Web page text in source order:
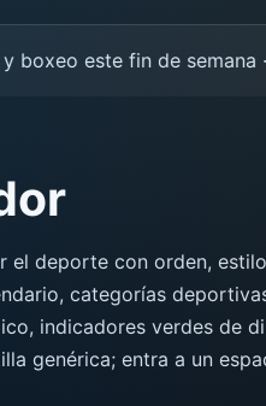
este fin de semana ·
el deporte con orden,
categorías
indicadores verdes de
genérica; entra a un